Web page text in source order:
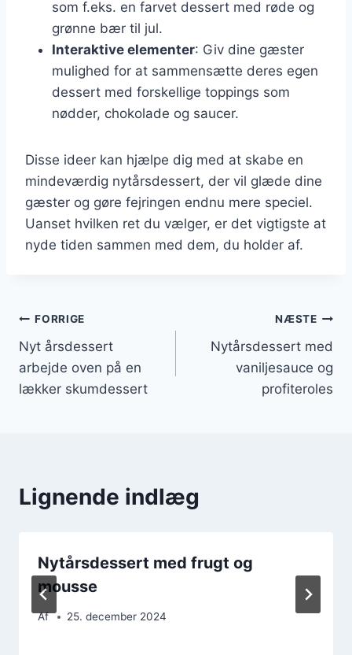
som f.eks. en farvet dessert med røde og
grønne bær til jul.
Interaktive elementer: Giv dine gæster
mulighed for at sammensætte deres egen
dessert med forskellige toppings som
nødder, chokolade og saucer.
Disse ideer kan hjælpe dig med at skabe en
mindeværdig nytårsdessert, der vil glæde dine
gæster og gøre fejringen endnu mere speciel.
Uanset hvilken ret du vælger, er det vigtigste at
nyde tiden sammen med dem, du holder af.
Indlægsnavigation
FORRIGE
Nyt årsdessert
arbejde oven på en
lækker skumdessert
NÆSTE
Nytårsdessert med
vaniljesauce og
profiteroles
Lignende indlæg
Nytårsdessert med frugt og
mousse
Af 25. december 2024